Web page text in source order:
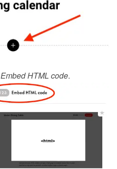
Embed HTML code.